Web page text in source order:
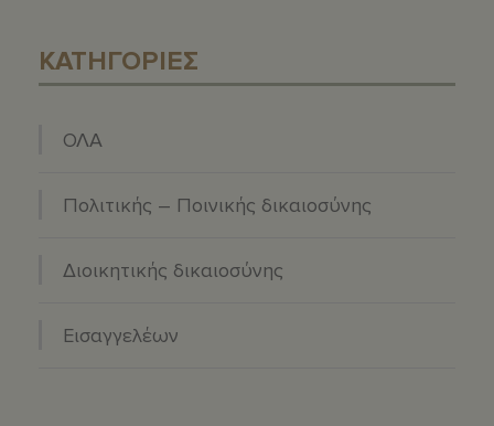
ΚΑΤΗΓΟΡΙΕΣ
ΟΛΑ
Πολιτικής – Ποινικής δικαιοσύνης
Διοικητικής δικαιοσύνης
Εισαγγελέων